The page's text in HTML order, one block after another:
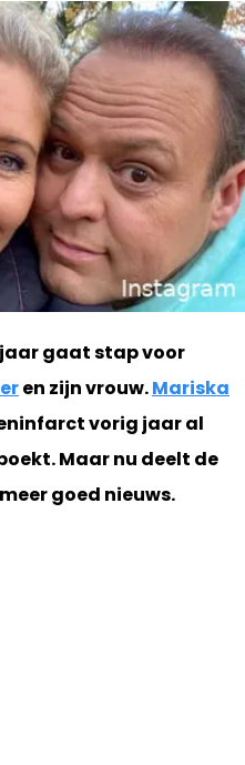
gaat stap voor
en zijn vrouw.Mariska
vorig jaar al
Maar nu deelt de
goed nieuws.